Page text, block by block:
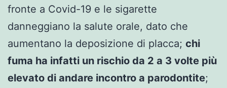
fronte a Covid-19 e le sigarette
danneggiano la salute orale, dato che
aumentano la deposizione di placca; chi
fuma ha infatti un rischio da 2 a 3 volte più
elevato di andare incontro a parodontite;